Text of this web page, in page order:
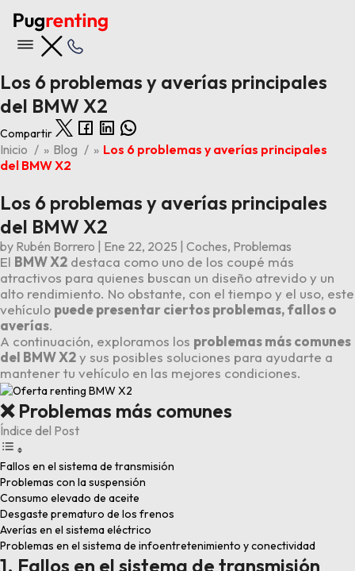
Los 6 problemas y averías principales
del BMW X2
Nuestras ofertas
Ver todas las ofertas
Últimas 5 entradas del blog
Opiniones BYD Tang
Los 6 problemas y averías principales del Kia Stonic
Los 4 problemas y averías principales del BMW X1
Los 6 problemas y averías principales del Audi A3
Opiniones Volkswagen ID.3
Compartir
Inicio » Blog » Los 6 problemas y averías principales
del BMW X2
Los 6 problemas y averías principales
del BMW X2
by Rubén Borrero Ene 22, 2025 Coches, Problemas
El BMW X2 destaca como uno de los coupé más
atractivos para quienes buscan un diseño atrevido y un
alto rendimiento. No obstante, con el tiempo y el uso, este
vehículo puede presentar ciertos problemas, fallos o
averías.
A continuación, exploramos los problemas más comunes
del BMW X2y sus posibles soluciones para ayudarte a
mantener tu vehículo en las mejores condiciones.
❌ Problemas más comunes
Índice del Post
Fallos en el sistema de transmisión
Problemas con la suspensión
Consumo elevado de aceite
Desgaste prematuro de los frenos
Averías en el sistema eléctrico
Problemas en el sistema de infoentretenimiento y conectividad
1. Fallos en el sistema de transmisión